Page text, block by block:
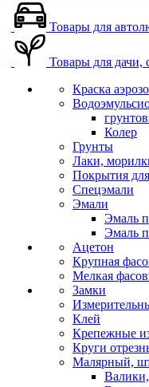
Товары для
Товары для дачи,
Краска
Колер
Грунты
Лаки,
Покрытия
Спецэмали
Эмали
Эмаль
Эмаль
Ацетон
Крупная
Мелкая
Замки
Клей
Крепежные
Круги
Малярный,